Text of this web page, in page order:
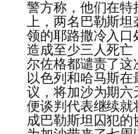
警方称，他们在
上，两名巴勒斯
领的耶路撒冷入口
造成至少三人死
尔佐格都谴责了这
以色列和哈马斯
议，将加沙为期
便谈判代表继续
成巴勒斯坦囚犯